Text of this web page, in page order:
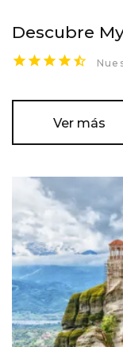
Descubre
Ver más